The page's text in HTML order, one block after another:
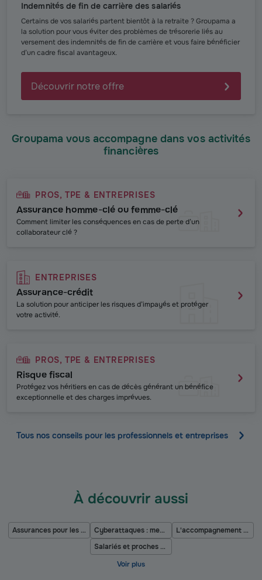
Indemnités de fin de carrière des salariés
Certains de vos salariés partent bientôt à la retraite ? Groupama a
la solution pour vous éviter des problèmes de trésorerie liés au
versement des indemnités de fin de carrière et vous faire bénéficier
d’un cadre fiscal avantageux.
Découvrir notre offre
Groupama vous accompagne dans vos activités
financières
PROS, TPE & ENTREPRISES
Assurance homme-clé ou femme-clé
Comment limiter les conséquences en cas de perte d’un
collaborateur clé ?
ENTREPRISES
Assurance-crédit
La solution pour anticiper les risques d’impayés et protéger
votre activité.
PROS, TPE & ENTREPRISES
Risque fiscal
Protégez vos héritiers en cas de décès générant un bénéfice
exceptionnelle et des charges imprévues.
Tous nos conseils pour les professionnels et entreprises
À découvrir aussi
Assurances pour les industries Cyberattaques : menace pour les entreprises
L'accompagnement patrimonial du dirigeant
Salariés et proches aidants